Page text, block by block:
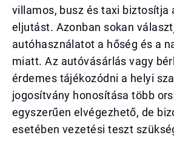
villamos, busz és taxi biztosítja
eljutást. Azonban sokan
autóhasználatot a hőség és a
miatt. Az autóvásárlás vagy
érdemes tájékozódni a helyi
jogosítvány honosítása több
egyszerűen elvégezhető, de
esetében vezetési teszt